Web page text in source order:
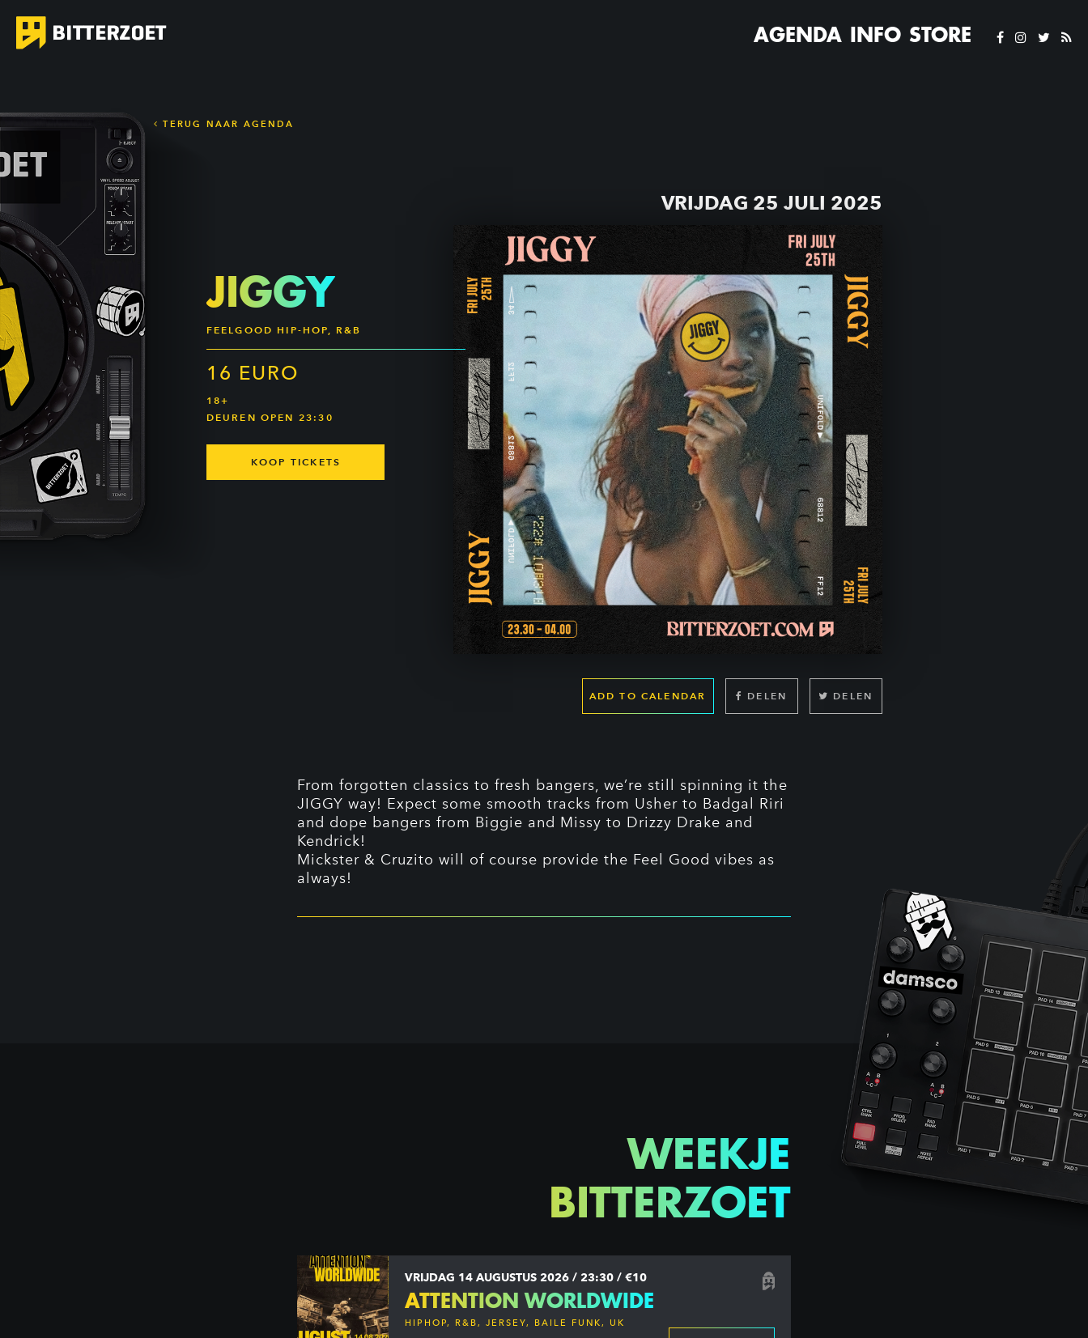
AGENDA INFO STORE
TERUG NAAR AGENDA
VRIJDAG 25 JULI 2025
ADD TO CALENDAR DELEN DELEN
JIGGY
FEELGOOD HIP-HOP, R&B
16 EURO
18+
DEUREN OPEN 23:30
KOOP TICKETS
From forgotten classics to fresh bangers, we’re still spinning it the
JIGGY way! Expect some smooth tracks from Usher to Badgal Riri
and dope bangers from Biggie and Missy to Drizzy Drake and
Kendrick!
Mickster & Cruzito will of course provide the Feel Good vibes as
always!
WEEKJE
BITTERZOET
VRIJDAG 14 AUGUSTUS 2026 / 23:30 / €10
ATTENTION WORLDWIDE
HIPHOP, R&B, JERSEY, BAILE FUNK, UK